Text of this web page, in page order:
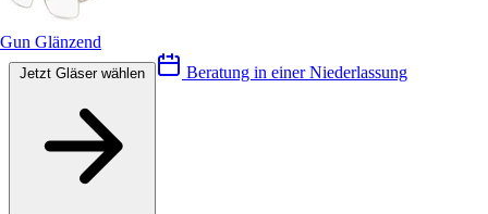
Gun Glänzend
Beratung in einer Niederlassung